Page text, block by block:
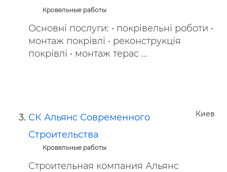
Кровельные работы
Основні послуги: • покрівельні роботи •
монтаж покрівлі • реконструкція
покрівлі • монтаж терас ...
Киев
СК Альянс Современного
Строительства
Кровельные работы
Строительная компания Альянс